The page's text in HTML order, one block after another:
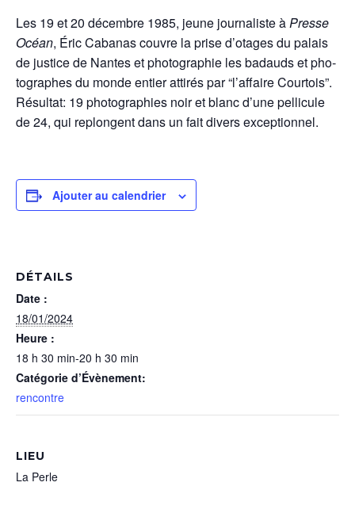
Les 19 et 20 décem­bre 1985, jeune jour­nal­iste àPresse
Océan, Éric Cabanas cou­vre la prise d’o­tages du palais
de jus­tice de Nantes et pho­togra­phie les badauds et pho­
tographes du monde entier attirés par “l’af­faire Cour­tois”.
Résul­tat: 19 pho­togra­phies noir et blanc d’une pel­licule
de 24, qui rep­lon­gent dans un fait divers exceptionnel.
Ajouter au calendrier
DÉTAILS
Date :
18/01/2024
Heure :
18 h 30 min-20 h 30 min
Catégorie d’Évènement:
rencontre
LIEU
La Perle